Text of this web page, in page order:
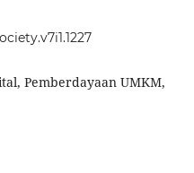
Pemberdayaan UMKM,